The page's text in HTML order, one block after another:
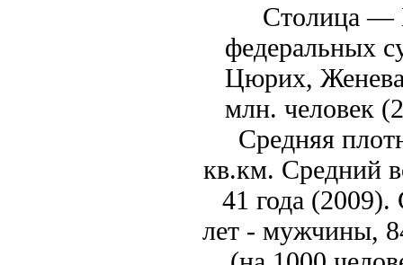
Столица —
федеральных
Цюрих,
млн. человек
Средняя
кв.км. Средний
41 года
лет - мужчины,